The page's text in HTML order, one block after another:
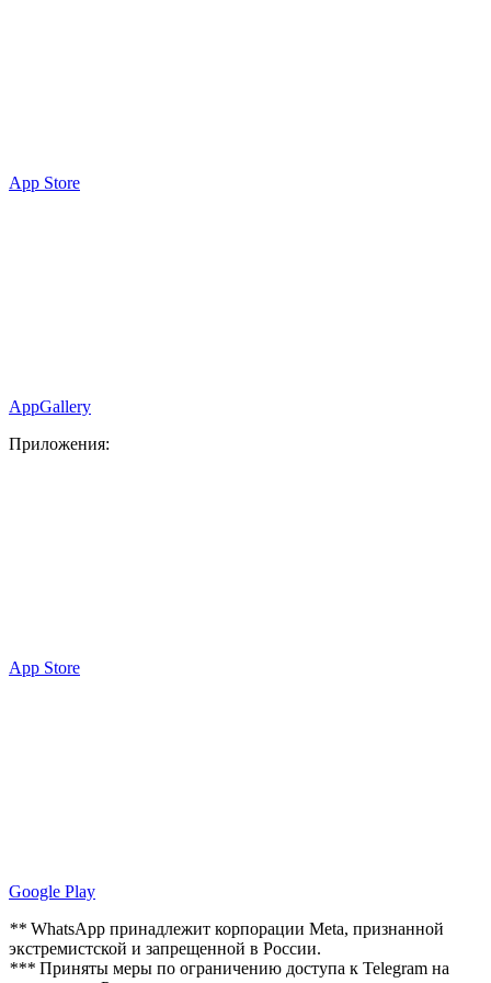
App Store
AppGallery
Приложения:
App Store
Google Play
** WhatsApp принадлежит корпорации Meta, признанной
экстремистской и запрещенной в России.
*** Приняты меры по ограничению доступа к Telegram на